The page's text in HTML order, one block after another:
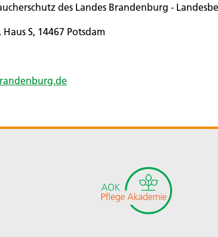
des Landes Brandenburg -
S, 14467 Potsdam